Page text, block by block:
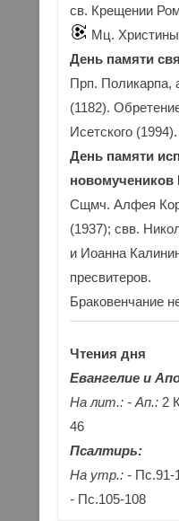
св. Крещении
Мц. Христины
День памяти
Прп. Поликарпа,
(1182).
Исетского (1994).
День памяти
новомучеников
Сщмч. Алфея
(1937); свв.
и Иоанна
пресвитеров.
Браковенчание
Чтения дня
Евангелие и
На лит.: - Ап.: 2
46
Псалтирь:
На утр.: - Пс.91-
- Пс.105-108